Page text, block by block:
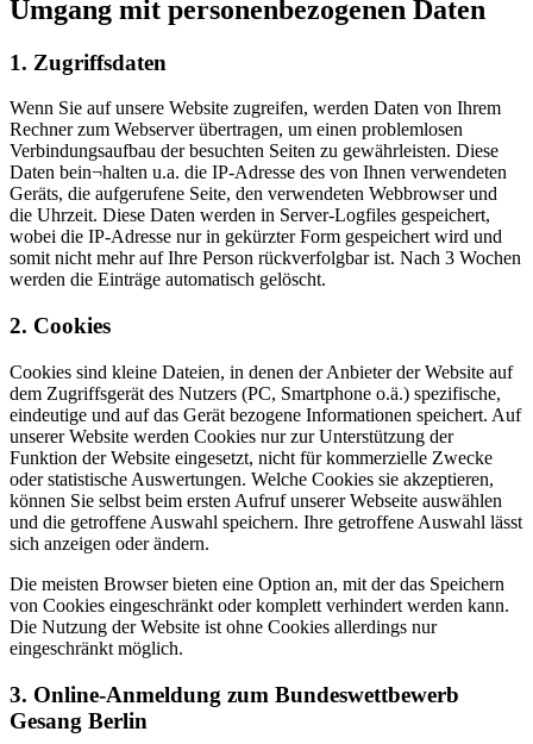
Umgang mit personenbezogenen Daten
1. Zugriffsdaten
Wenn Sie auf unsere Website zugreifen, werden Daten von Ihrem
Rechner zum Webserver übertragen, um einen problemlosen
Verbindungsaufbau der besuchten Seiten zu gewährleisten. Diese
Daten bein¬halten u.a. die IP-Adresse des von Ihnen verwendeten
Geräts, die aufgerufene Seite, den verwendeten Webbrowser und
die Uhrzeit. Diese Daten werden in Server-Logfiles gespeichert,
wobei die IP-Adresse nur in gekürzter Form gespeichert wird und
somit nicht mehr auf Ihre Person rückverfolgbar ist. Nach 3 Wochen
werden die Einträge automatisch gelöscht.
2. Cookies
Cookies sind kleine Dateien, in denen der Anbieter der Website auf
dem Zugriffsgerät des Nutzers (PC, Smartphone o.ä.) spezifische,
eindeutige und auf das Gerät bezogene Informationen speichert. Auf
unserer Website werden Cookies nur zur Unterstützung der
Funktion der Website eingesetzt, nicht für kommerzielle Zwecke
oder statistische Auswertungen. Welche Cookies sie akzeptieren,
können Sie selbst beim ersten Aufruf unserer Webseite auswählen
und die getroffene Auswahl speichern. Ihre getroffene Auswahl lässt
sich anzeigen oder ändern.
Die meisten Browser bieten eine Option an, mit der das Speichern
von Cookies eingeschränkt oder komplett verhindert werden kann.
Die Nutzung der Website ist ohne Cookies allerdings nur
eingeschränkt möglich.
3. Online-Anmeldung zum Bundeswettbewerb
Gesang Berlin